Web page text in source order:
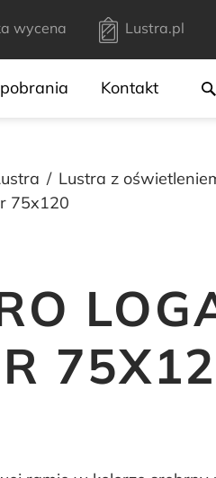
wycena Lustra.pl
Kontakt
Lustra z
75x120